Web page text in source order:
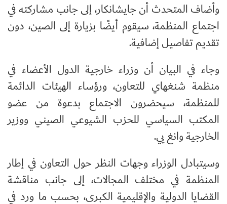
وأضاف المتحدث أن جايشانكار، إلى جانب مشاركته في
اجتماع المنظمة، سيقوم أيضًا بزيارة إلى الصين، دون
تقديم تفاصيل إضافية.
وجاء في البيان أن وزراء خارجية الدول الأعضاء في
منظمة شنغهاي للتعاون، ورؤساء الهيئات الدائمة
للمنظمة، سيحضرون الاجتماع بدعوة من عضو
المكتب السياسي للحزب الشيوعي الصيني ووزير
الخارجية وانغ يي.
وسيتبادل الوزراء وجهات النظر حول التعاون في إطار
المنظمة في مختلف المجالات، إلى جانب مناقشة
القضايا الدولية والإقليمية الكبرى، بحسب ما ورد في